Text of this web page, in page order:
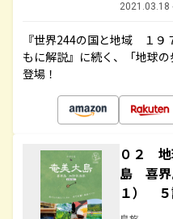
2021.03.18
『世界244の国と地域 １９
もに解説』に続く、「地球
登場！
０２
島 喜界
１） ５